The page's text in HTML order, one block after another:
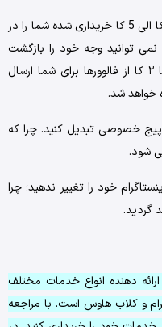
5- اگر سایت سفارش نتواند فالوورهای 10 کا الی 5 کا خریداری شده شما را در
نمی ‌توانید وجه خود را بازگشت
دهید. توجه داشته باشید اگر از ۱۰ کا تنها ۲ کا از فالوورها برای شما ارسال
خواهد شد.
پیج خصوصی تبدیل کنید. چرا که
‌شود.
خود را تغییر ندهید؛ چرا
گردید.
دهنده انواع خدمات مختلف
و کلاب هاوس است. با مراجعه